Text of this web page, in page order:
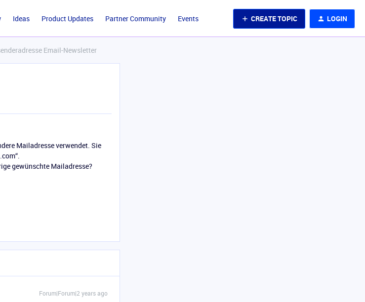
Ideas Product Updates Partner Community Events CREATE TOPIC LOGIN
Email-Newsletter
Mailadresse verwendet. Sie
gewünschte Mailadresse?
Forum|Forum|2 years ago